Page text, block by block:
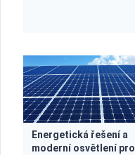
Energetická řešení a
moderní osvětlení pro